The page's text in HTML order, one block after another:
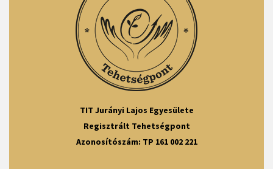
TIT Jurányi Lajos Egyesülete
Regisztrált Tehetségpont
Azonosítószám: TP 161 002 221